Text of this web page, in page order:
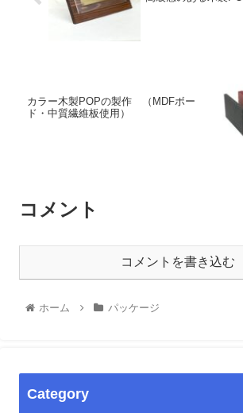
カラー木製POPの製作 （MDFボー
ド・中質繊維板使用）
コメント
コメントを書き込む
ホーム パッケージ
Category